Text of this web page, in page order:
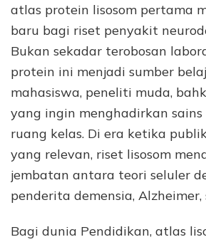
atlas protein lisosom pertama
baru bagi riset penyakit
Bukan sekadar terobosan
protein ini menjadi sumber
mahasiswa, peneliti muda,
yang ingin menghadirkan
ruang kelas. Di era ketika
yang relevan, riset lisosom
jembatan antara teori seluler
penderita demensia,
Bagi dunia Pendidikan, atlas